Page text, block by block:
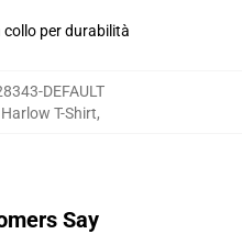
per durabilità
DEFAULT
T-Shirt,
Say